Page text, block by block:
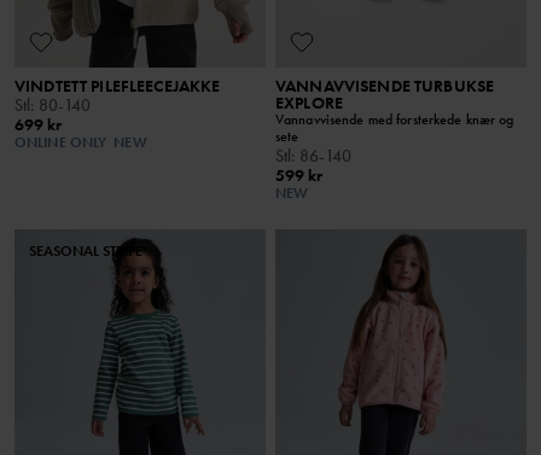
VINDTETT PILEFLEECEJAKKE
Stl: 80-140
699 kr
ONLINE ONLY NEW
VANNAVVISENDE TURBUKSE
EXPLORE
Vannavvisende med forsterkede knær og
sete
Stl: 86-140
599 kr
NEW
SEASONAL STRIPE